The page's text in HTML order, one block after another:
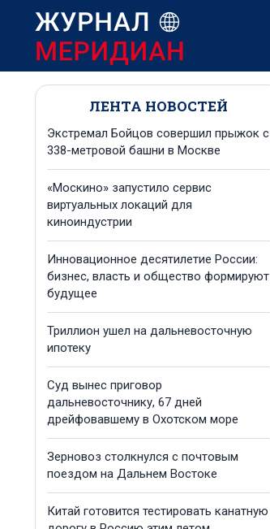
ЛЕНТА НОВОСТЕЙ
Экстремал Бойцов совершил прыжок с
338-метровой башни в Москве
«Москино» запустило сервис
виртуальных локаций для
киноиндустрии
Инновационное десятилетие России:
бизнес, власть и общество формируют
будущее
Триллион ушел на дальневосточную
ипотеку
Суд вынес приговор
дальневосточнику, 67 дней
дрейфовавшему в Охотском море
Зерновоз столкнулся с почтовым
поездом на Дальнем Востоке
Китай готовится тестировать канатную